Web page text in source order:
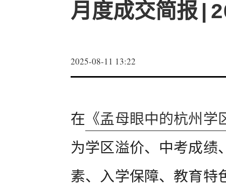
月度成交简报
2025-08-11 13:22
在 《孟母眼中的杭州
为学区溢价、中考成绩
素、入学保障、教育特